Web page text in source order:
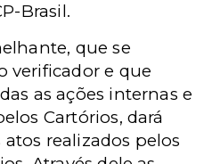
Brasil.
que se
verificador e que
as ações internas e
Cartórios, dará
realizados pelos